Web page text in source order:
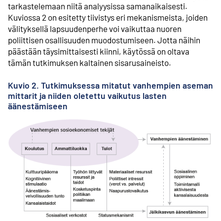
tarkastelemaan niitä analyysissa samanaikaisesti.
Kuviossa 2 on esitetty tiivistys eri mekanismeista, joiden
välityksellä lapsuudenperhe voi vaikuttaa nuoren
poliittisen osallisuuden muodostumiseen. Jotta näihin
päästään täysimittaisesti kiinni, käytössä on oltava
tämän tutkimuksen kaltainen sisarusaineisto.
Kuvio 2. Tutkimuksessa mitatut vanhempien aseman
mittarit ja niiden oletettu vaikutus lasten
äänestämiseen